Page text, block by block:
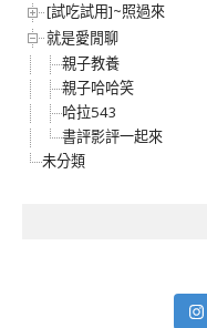
[試吃試用]~照過來
就是愛閒聊
親子教養
親子哈哈笑
哈拉543
書評影評一起來
未分類